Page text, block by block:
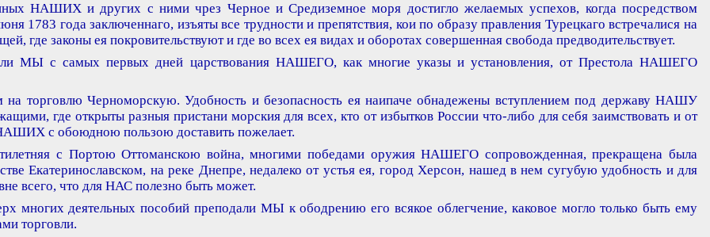
НАШИХ и других с ними чрез Черное и Средиземное моря достигло желаемых успехов, когда посредством
1783 года заключеннаго, изъяты все трудности и препятствия, кои по образу правления Турецкаго встречалися на
где законы ея покровительствуют и где во всех ея видах и оборотах совершенная свобода предводительствует.
МЫ с самых первых дней царствования НАШЕГО, как многие указы и установления, от Престола НАШЕГО
торговлю Черноморскую. Удобность и безопасность ея наипаче обнадежены вступлением под державу НАШУ
где открыты разныя пристани морския для всех, кто от избытков России что-либо для себя заимствовать и от
с обоюдною пользою доставить пожелает.
с Портою Оттоманскою война, многими победами оружия НАШЕГО сопровожденная, прекращена была
Екатеринославском, на реке Днепре, недалеко от устья ея, город Херсон, нашед в нем сугубую удобность и для
всего, что для НАС полезно быть может.
многих деятельных пособий преподали МЫ к ободрению его всякое облегчение, каковое могло только быть ему
торговли.